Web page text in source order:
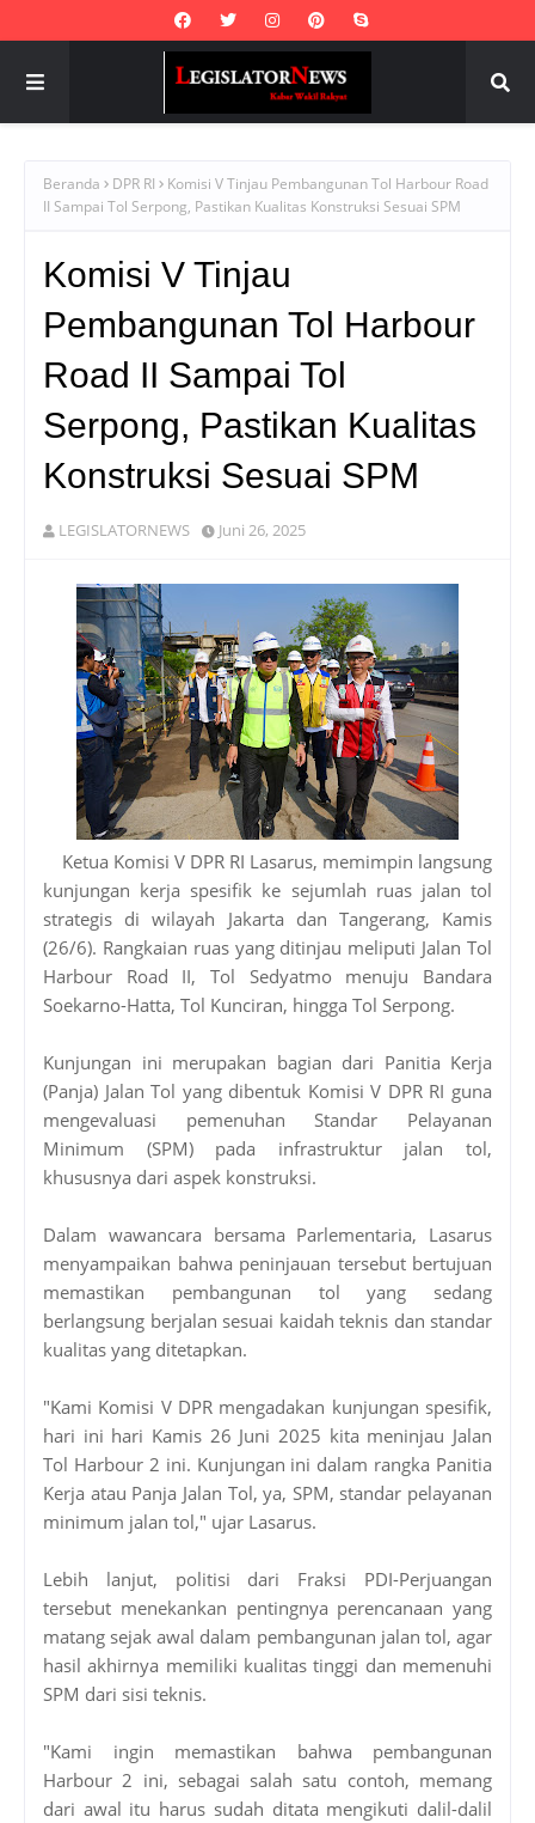
Beranda DPR RI
Komisi V Tinjau Pembangunan Tol Harbour Road
II Sampai Tol Serpong, Pastikan Kualitas Konstruksi Sesuai SPM
Komisi V Tinjau
Pembangunan Tol Harbour
Road II Sampai Tol
Serpong, Pastikan Kualitas
Konstruksi Sesuai SPM
LEGISLATORNEWS Juni 26, 2025
Ketua Komisi V DPR RI Lasarus, memimpin langsung
kunjungan kerja spesifik ke sejumlah ruas jalan tol
strategis di wilayah Jakarta dan Tangerang, Kamis
(26/6). Rangkaian ruas yang ditinjau meliputi Jalan Tol
Harbour Road II, Tol Sedyatmo menuju Bandara
Soekarno-Hatta, Tol Kunciran, hingga Tol Serpong.
Kunjungan ini merupakan bagian dari Panitia Kerja
(Panja) Jalan Tol yang dibentuk Komisi V DPR RI guna
mengevaluasi pemenuhan Standar Pelayanan
Minimum (SPM) pada infrastruktur jalan tol,
khususnya dari aspek konstruksi.
Dalam wawancara bersama Parlementaria, Lasarus
menyampaikan bahwa peninjauan tersebut bertujuan
memastikan pembangunan tol yang sedang
berlangsung berjalan sesuai kaidah teknis dan standar
kualitas yang ditetapkan.
"Kami Komisi V DPR mengadakan kunjungan spesifik,
hari ini hari Kamis 26 Juni 2025 kita meninjau Jalan
Tol Harbour 2 ini. Kunjungan ini dalam rangka Panitia
Kerja atau Panja Jalan Tol, ya, SPM, standar pelayanan
minimum jalan tol," ujar Lasarus.
Lebih lanjut, politisi dari Fraksi PDI-Perjuangan
tersebut menekankan pentingnya perencanaan yang
matang sejak awal dalam pembangunan jalan tol, agar
hasil akhirnya memiliki kualitas tinggi dan memenuhi
SPM dari sisi teknis.
"Kami ingin memastikan bahwa pembangunan
Harbour 2 ini, sebagai salah satu contoh, memang
dari awal itu harus sudah ditata mengikuti dalil-dalil